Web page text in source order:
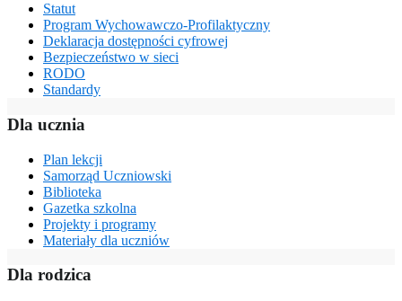
Statut
Program Wychowawczo-Profilaktyczny
Deklaracja dostępności cyfrowej
Bezpieczeństwo w sieci
RODO
Standardy
Dla ucznia
Plan lekcji
Samorząd Uczniowski
Biblioteka
Gazetka szkolna
Projekty i programy
Materiały dla uczniów
Dla rodzica